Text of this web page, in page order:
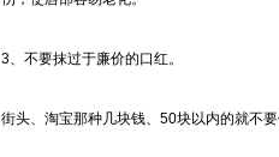
3、不要抹过于廉价的口红。
街头、淘宝那种几块钱、50块以内的就不要